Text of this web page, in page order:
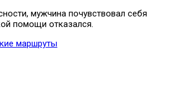
мужчина почувствовал себя
помощи отказался.
маршруты